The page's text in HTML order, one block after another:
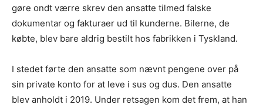
gøre ondt værre skrev den ansatte tilmed falske
dokumentar og fakturaer ud til kunderne. Bilerne, de
købte, blev bare aldrig bestilt hos fabrikken i Tyskland.
I stedet førte den ansatte som nævnt pengene over på
sin private konto for at leve i sus og dus. Den ansatte
blev anholdt i 2019. Under retsagen kom det frem, at han